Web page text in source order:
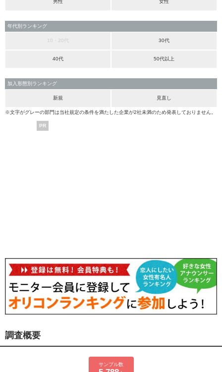
男性 女性
年代別ランキング
10・20代 30代
40代 50代以上
加入形態別ランキング
新規 見直し
※文字がグレーの部門は当社規定の条件を満たした企業が2社未満のため発表しておりません。
PR
調査概要
サンプル数